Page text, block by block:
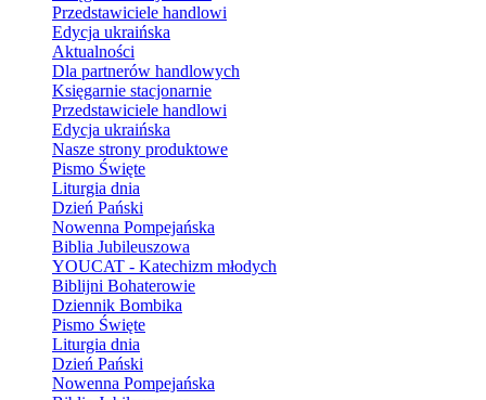
Przedstawiciele handlowi
Edycja ukraińska
Aktualności
Dla partnerów handlowych
Księgarnie stacjonarnie
Przedstawiciele handlowi
Edycja ukraińska
Nasze strony produktowe
Pismo Święte
Liturgia dnia
Dzień Pański
Nowenna Pompejańska
Biblia Jubileuszowa
YOUCAT - Katechizm młodych
Biblijni Bohaterowie
Dziennik Bombika
Pismo Święte
Liturgia dnia
Dzień Pański
Nowenna Pompejańska